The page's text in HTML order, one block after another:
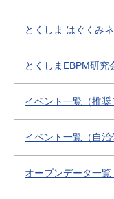
とくしま はぐくみ
とくしまEBPM研究
イベント一覧（推奨
イベント一覧（自治
オープンデータ一覧